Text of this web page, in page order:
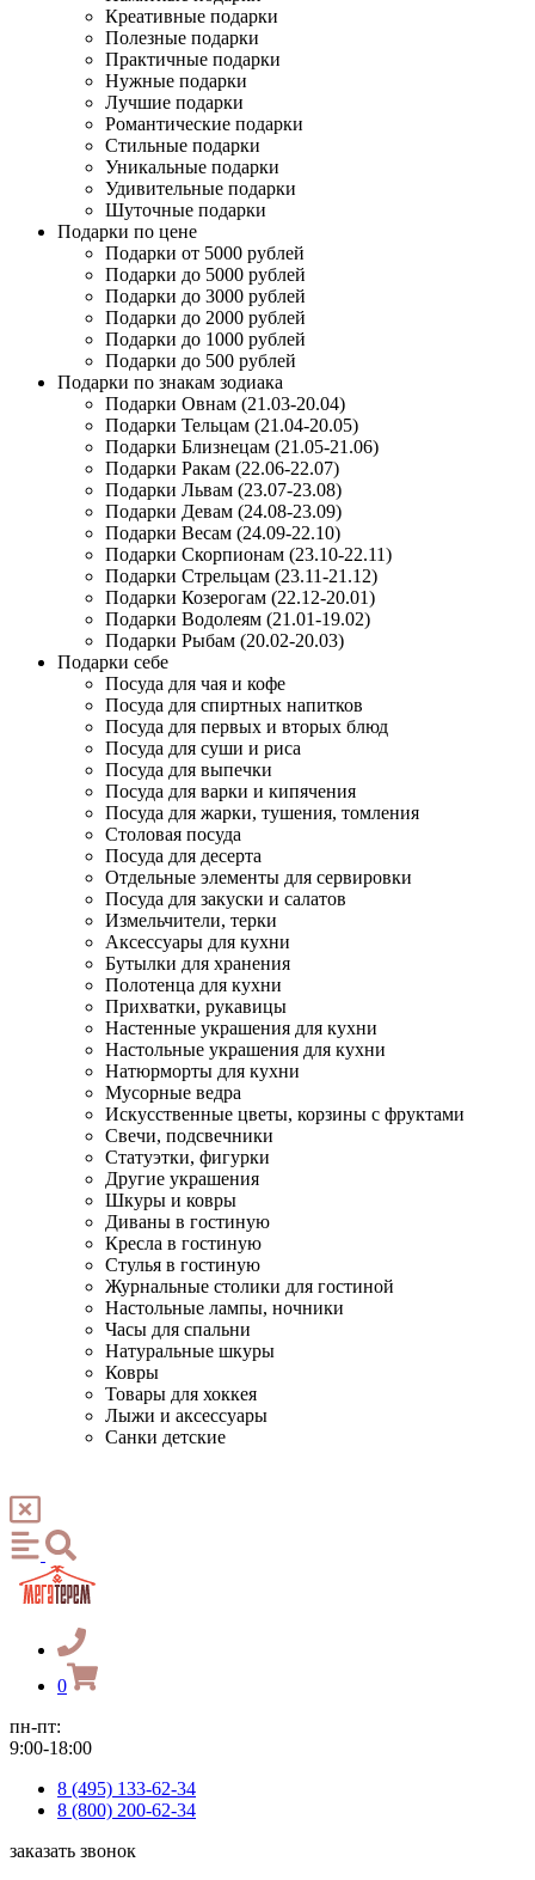
Креативные подарки
Полезные подарки
Практичные подарки
Нужные подарки
Лучшие подарки
Романтические подарки
Стильные подарки
Уникальные подарки
Удивительные подарки
Шуточные подарки
Подарки по цене
Подарки от 5000 рублей
Подарки до 5000 рублей
Подарки до 3000 рублей
Подарки до 2000 рублей
Подарки до 1000 рублей
Подарки до 500 рублей
Подарки по знакам зодиака
Подарки Овнам (21.03-20.04)
Подарки Тельцам (21.04-20.05)
Подарки Близнецам (21.05-21.06)
Подарки Ракам (22.06-22.07)
Подарки Львам (23.07-23.08)
Подарки Девам (24.08-23.09)
Подарки Весам (24.09-22.10)
Подарки Скорпионам (23.10-22.11)
Подарки Стрельцам (23.11-21.12)
Подарки Козерогам (22.12-20.01)
Подарки Водолеям (21.01-19.02)
Подарки Рыбам (20.02-20.03)
Подарки себе
Посуда для чая и кофе
Посуда для спиртных напитков
Посуда для первых и вторых блюд
Посуда для суши и риса
Посуда для выпечки
Посуда для варки и кипячения
Посуда для жарки, тушения, томления
Столовая посуда
Посуда для десерта
Отдельные элементы для сервировки
Посуда для закуски и салатов
Измельчители, терки
Аксессуары для кухни
Бутылки для хранения
Полотенца для кухни
Прихватки, рукавицы
Настенные украшения для кухни
Настольные украшения для кухни
Натюрморты для кухни
Мусорные ведра
Искусственные цветы, корзины с фруктами
Свечи, подсвечники
Статуэтки, фигурки
Другие украшения
Шкуры и ковры
Диваны в гостиную
Кресла в гостиную
Стулья в гостиную
Журнальные столики для гостиной
Настольные лампы, ночники
Часы для спальни
Натуральные шкуры
Ковры
Товары для хоккея
Лыжи и аксессуары
Санки детские
0
пн-пт:
9:00-18:00
8 (495) 133-62-34
8 (800) 200-62-34
заказать звонок